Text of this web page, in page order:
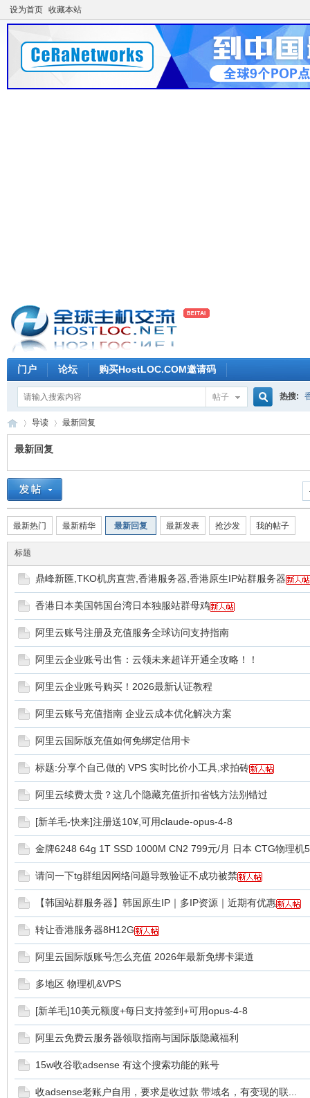
设为首页 收藏本站
门户 论坛 购买HostLOC.COM邀请码
帖子 热搜:
全
球
»
导读
›
最新回复
最新回复
最新热门 最新精华 最新回复 最新发表 抢沙发 我的帖子
标题
鼎峰新匯,TKO机房直营,香港服务器,香港原生IP站群服务器
香港日本美国韩国台湾日本独服站群母鸡
阿里云账号注册及充值服务全球访问支持指南
阿里云企业账号出售：云领未来超详开通全攻略！！
阿里云企业账号购买！2026最新认证教程
阿里云账号充值指南 企业云成本优化解决方案
阿里云国际版充值如何免绑定信用卡
标题:分享个自己做的 VPS 实时比价小工具,求拍砖
阿里云续费太贵？这几个隐藏充值折扣省钱方法别错过
[新羊毛-快来]注册送10¥,可用claude-opus-4-8
金牌6248 64g 1T SSD 1000M CN2 799元/月 日本 CTG物理机
请问一下tg群组因网络问题导致验证不成功被禁
【韩国站群服务器】韩国原生IP｜多IP资源｜近期有优惠
转让香港服务器8H12G
阿里云国际版账号怎么充值 2026年最新免绑卡渠道
多地区 物理机&VPS
[新羊毛]10美元额度+每日支持签到+可用opus-4-8
阿里云免费云服务器领取指南与国际版隐藏福利
15w收谷歌adsense 有这个搜索功能的账号
收adsense老账户自用，要求是收过款 带域名，有变现的联...